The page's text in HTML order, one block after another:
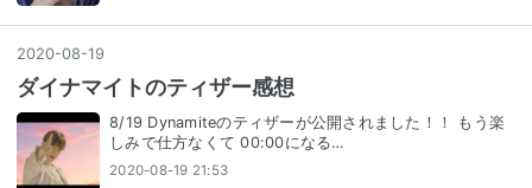
2020-08-19
ダイナマイトのティザー感想
8/19 Dynamiteのティザーが公開されました！！ もう楽
しみで仕方なくて 00:00になる…
2020-08-19 21:53